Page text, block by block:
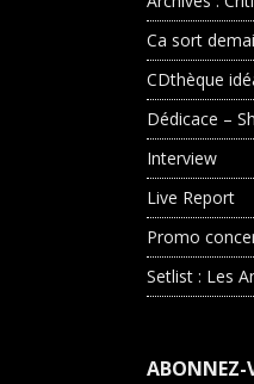
Ca sort
CDthèque
Dédicace –
Interview
Live Report
Promo
Setlist : Les
ABONNEZ-